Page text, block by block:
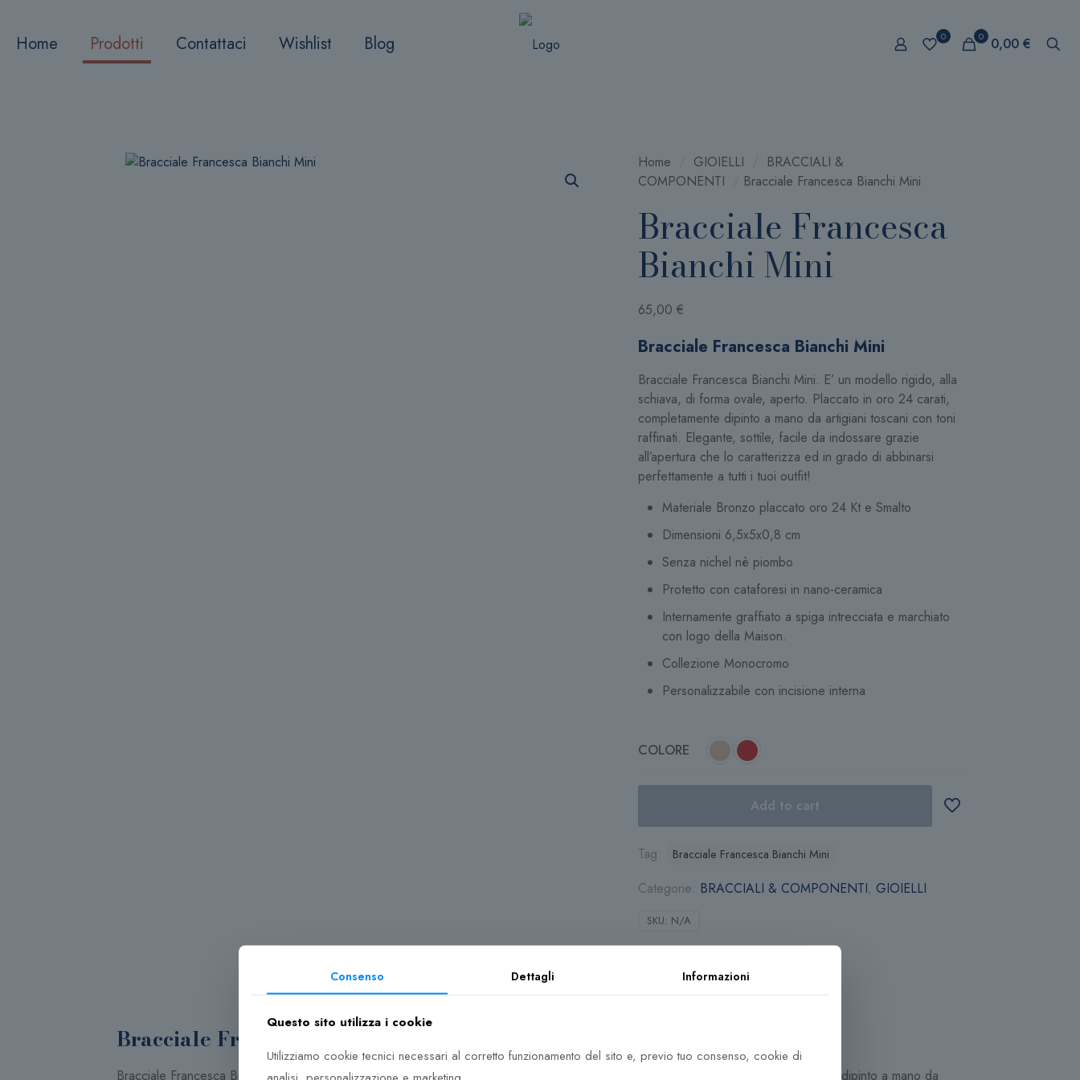
Home Prodotti Contattaci Wishlist Blog 0 0 0,00 €
Home GIOIELLI
BRACCIALI &
COMPONENTI
Bracciale Francesca Bianchi Mini
Bracciale Francesca
Bianchi Mini
65,00 €
Bracciale Francesca Bianchi Mini
Bracciale Francesca Bianchi Mini. E’ un modello rigido, alla
schiava, di forma ovale, aperto. Placcato in oro 24 carati,
completamente dipinto a mano da artigiani toscani con toni
raffinati. Elegante, sottile, facile da indossare grazie
all’apertura che lo caratterizza ed in grado di abbinarsi
perfettamente a tutti i tuoi outfit!
Materiale Bronzo placcato oro 24 Kt e Smalto
Dimensioni 6,5x5x0,8 cm
Senza nichel nè piombo
Protetto con cataforesi in nano-ceramica
Internamente graffiato a spiga intrecciata e marchiato
con logo della Maison.
Collezione Monocromo
Personalizzabile con incisione interna
COLORE
Add to cart
Tag: Bracciale Francesca Bianchi Mini
Categorie: BRACCIALI & COMPONENTI, GIOIELLI
SKU: N/A
Bracciale Francesca Bianchi Mini
Bracciale Francesca Bianchi Mini. E’ un modello rigido, alla schiava, di forma ovale, aperto. Placcato in oro 24 carati, completamente dipinto a mano da
Consenso Dettagli Informazioni
Questo sito utilizza i cookie
Utilizziamo cookie tecnici necessari al corretto funzionamento del sito e, previo tuo consenso, cookie di